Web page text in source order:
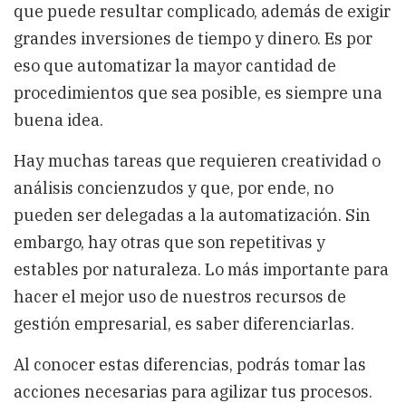
que puede resultar complicado, además de exigir
grandes inversiones de tiempo y dinero. Es por
eso que automatizar la mayor cantidad de
procedimientos que sea posible, es siempre una
buena idea.
Hay muchas tareas que requieren creatividad o
análisis concienzudos y que, por ende, no
pueden ser delegadas a la automatización. Sin
embargo, hay otras que son repetitivas y
estables por naturaleza. Lo más importante para
hacer el mejor uso de nuestros recursos de
gestión empresarial, es saber diferenciarlas.
Al conocer estas diferencias, podrás tomar las
acciones necesarias para agilizar tus procesos.